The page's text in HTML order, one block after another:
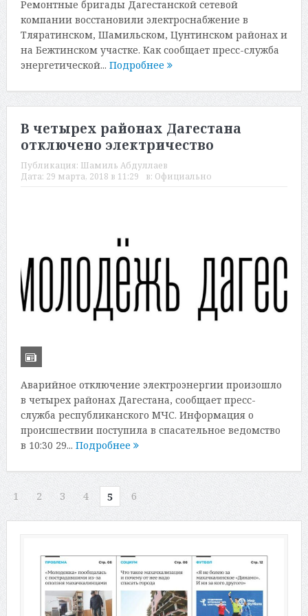
Ремонтные бригады Дагестанской сетевой
компании восстановили электроснабжение в
Тляратинском, Шамильском, Цунтинском районах и
на Бежтинском участке. Как сообщает пресс-служба
энергетической... Подробнее
В четырех районах Дагестана
отключено электричество
Публикация: Шамиль Абдуллаев
Дата: 29 марта, 2018 в 11:29 в: Официально
Аварийное отключение электроэнергии произошло
в четырех районах Дагестана, сообщает пресс-
служба республиканского МЧС. Информация о
происшествии поступила в спасательное ведомство
в 10:30 29... Подробнее
1 2 3 4 5 6